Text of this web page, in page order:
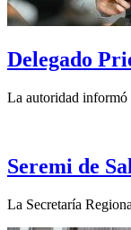
Delegado
La autoridad informó
Seremi de
La Secretaría